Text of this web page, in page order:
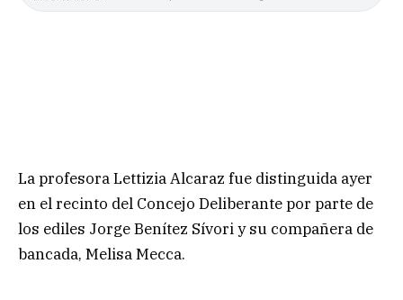
La profesora Lettizia Alcaraz fue distinguida ayer
en el recinto del Concejo Deliberante por parte de
los ediles Jorge Benítez Sívori y su compañera de
bancada, Melisa Mecca.